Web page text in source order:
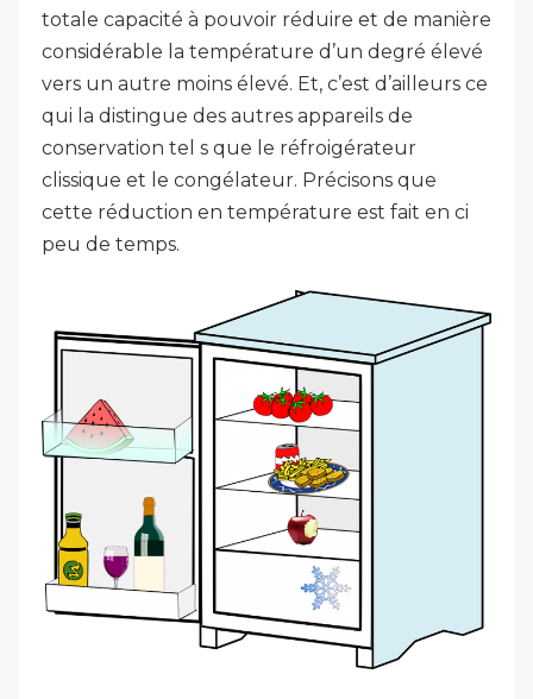
totale capacité à pouvoir réduire et de manière
considérable la température d’un degré élevé
vers un autre moins élevé. Et, c’est d’ailleurs ce
qui la distingue des autres appareils de
conservation tel s que le réfroigérateur
clissique et le congélateur. Précisons que
cette réduction en température est fait en ci
peu de temps.